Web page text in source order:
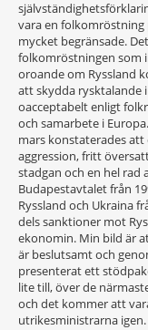
vara en
mycket begränsade.
folkomröstningen som
oroande om Ryssland
att skydda rysktalande
oacceptabelt enligt
och samarbete i
mars konstaterades att
aggression, fritt
stadgan och en hel rad
Budapestavtalet från
Ryssland och Ukraina
dels sanktioner mot
ekonomin. Min bild är
är beslutsamt och
presenterat ett
lite till, över de
och det kommer att
utrikesministrarna